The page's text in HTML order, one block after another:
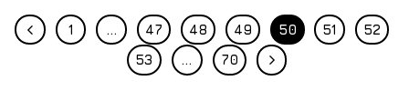
1 … 47 48 49 50 51
52
53
… 70